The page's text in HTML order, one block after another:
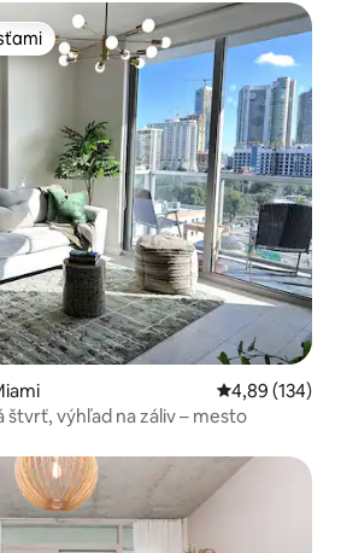
Priemerné
4,89 (134)
štvrť, výhľad na záliv – mesto